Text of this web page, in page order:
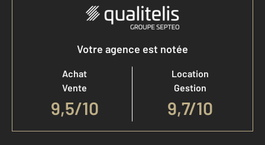
Votre agence est notée
Achat
Vente
9,5/10
Location
Gestion
9,7/10